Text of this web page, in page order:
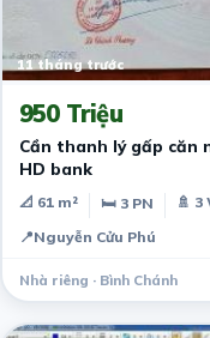
11 tháng trước
950 Triệu
Cần thanh lý gấp căn
HD bank
📐 61 m² 🛏 3 PN
🚿 3
📍Nguyễn Cửu Phú
Nhà riêng · Bình Chánh